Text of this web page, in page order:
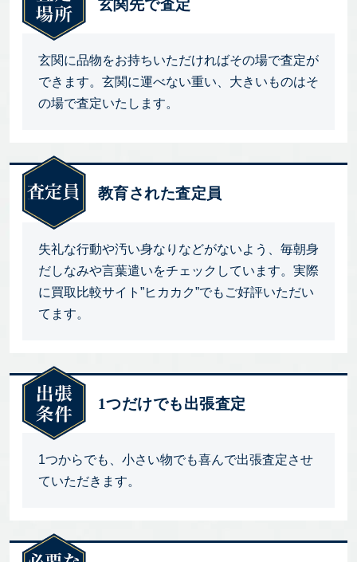
玄関先で査定
玄関に品物をお持ちいただければその場で査定が
できます。玄関に運べない重い、大きいものはそ
の場で査定いたします。
教育された査定員
失礼な行動や汚い身なりなどがないよう、毎朝身
だしなみや言葉遣いをチェックしています。実際
に買取比較サイト”ヒカカク”でもご好評いただい
てます。
1つだけでも出張査定
1つからでも、小さい物でも喜んで出張査定させ
ていただきます。